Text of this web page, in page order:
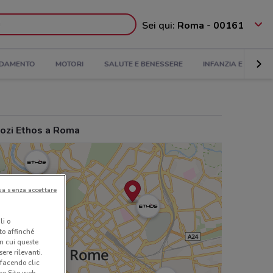
Sei qui: Roma - 00161
MOTORI SALUTE E BENESSERE INFANZIA E GIOCHI
Ethos a Roma
o
affinché
cui queste
rilevanti.
clic
senza accettare